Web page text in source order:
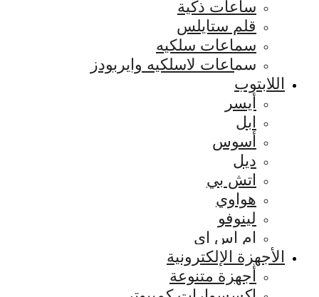
ساعات ذكية
قلم ستايلس
سماعات سلكيه
سماعات لاسلكيه وايربودز
اللابتوب
أيسر
ابل
أسوس
ديل
اتش بي
هواوي
لينوفو
ام اس اي
الأجهزة الإلكترونية
أجهزة متنوعة